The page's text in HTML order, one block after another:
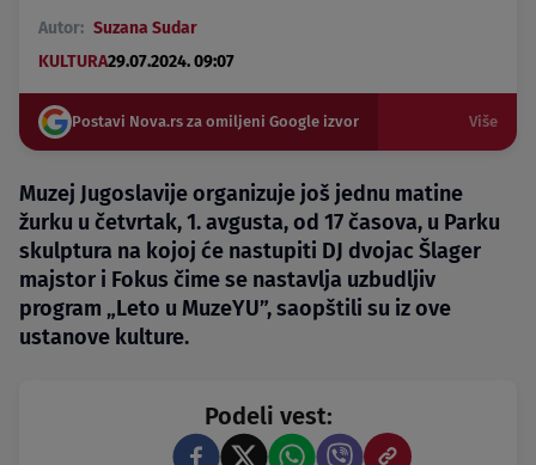
Autor: Suzana Sudar
KULTURA29.07.2024. 09:07
Postavi Nova.rs za omiljeni Google izvor Više
Muzej Jugoslavije organizuje još jednu matine
žurku u četvrtak, 1. avgusta, od 17 časova, u Parku
skulptura na kojoj će nastupiti DJ dvojac Šlager
majstor i Fokus čime se nastavlja uzbudljiv
program „Leto u MuzeYU”, saopštili su iz ove
ustanove kulture.
Podeli vest: